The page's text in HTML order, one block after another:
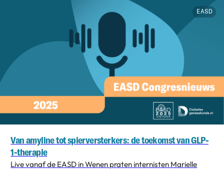
EASD
Van amyline tot spierversterkers: de toekomst van GLP-
1-therapie
Live vanaf de EASD in Wenen praten internisten Marielle